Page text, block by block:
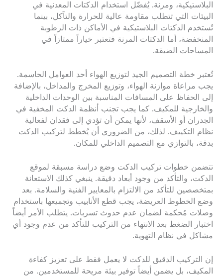
البلاستيكية، ومرنة. يُفضّل استخدام الدكتات المعدنية في
البيئات التي تتطلب مقاومة عالية للحرارة والتآكل، بينما
تُستخدم الدكتات البلاستيكية في الأماكن ذات الرطوبة
المنخفضة، أما الدكتات المرنة فتعتبر خياراً ممتازاً في
المساحات الضيقة.
تُعتبر خطة التصميم الجيد لتوزيع الهواء أحد العوامل الحاسمة.
يجب مراعاة موازنة الهواء، وتوزيع المخرج والمداخل، بالإضافة
إلى الحفاظ على المسافات المناسبة بين الوحدات الداخلية
والخارجية للمكيف. كما يجب تجنب أنظمة الدكت المخفية في
الجدران أو الأسقف، لأنها يمكن أن تؤدي إلى فقدان لفعالية
نظام التكييف. لذلك، من الضروري أن يُخطط لتركيب الدكت
بدقة، بالتوازي مع التصميم الداخلي للمكان.
تتضمن خطوات تركيب الدكت وضع دراسة مسبقة لموقع
الدكت، والتأكد من وجود أبعاد دقيقة. ينبغي كذلك الاستعانة
بمتخصصين للتأكد من الالتزام بالمعايير الفنية والسلامة. بعد
وضع الخطوط العريضة، يجب قطع الأنابيب وتجميعها باستخدام
وصلات مُحكمة لضمان عدم حدوث تسربات. يتطلب الأمر أيضاً
اختبار الضغط بعد الانتهاء من التركيب للتأكد من عدم وجود أي
مشاكل في نظام التهوية.
إن التركيب الدقيق للدكت لا يعمل فقط على تعزيز كفاءة
المكيف، بل يضمن أيضاً توفير بيئة مريحة للمستخدمين. من